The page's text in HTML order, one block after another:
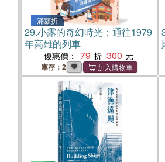
滿額折
29.小露的奇幻時光：通往1979
年高雄的列車
優惠價： 79 300
庫存：2